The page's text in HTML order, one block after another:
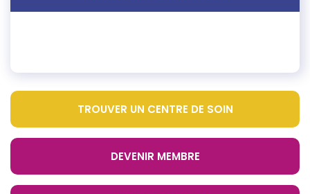
TROUVER UN CENTRE DE SOIN
DEVENIR MEMBRE